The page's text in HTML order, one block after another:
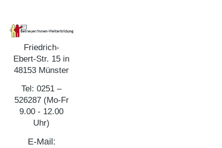
Friedrich-
Ebert-Str. 15 in
48153 Münster
Tel: 0251 –
526287 (Mo-Fr
9.00 - 12.00
Uhr)
E-Mail: